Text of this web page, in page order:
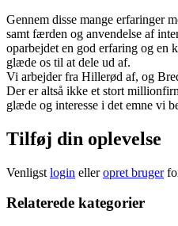
Gennem disse mange erfaringer
samt færden og anvendelse af
oparbejdet en god erfaring og en
glæde os til at dele ud af.
Vi arbejder fra Hillerød af, og
Der er altså ikke et stort
glæde og interesse i det emne vi
Tilføj din oplevelse
Venligst login elleropret bruger
Relaterede kategorier